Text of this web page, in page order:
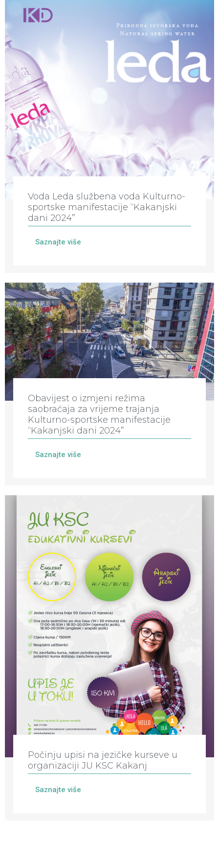
Voda Leda službena voda Kulturno-
sportske manifestacije “Kakanjski
dani 2024”
Saznajte više
Obavijest o izmjeni režima
saobraćaja za vrijeme trajanja
Kulturno-sportske manifestacije
“Kakanjski dani 2024”
Saznajte više
Počinju upisi na jezičke kurseve u
organizaciji JU KSC Kakanj
Saznajte više